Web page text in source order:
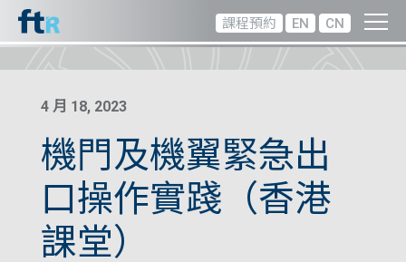
課程預約 EN CN
4 月 18, 2023
機門及機翼緊急出
口操作實踐（香港
課堂）